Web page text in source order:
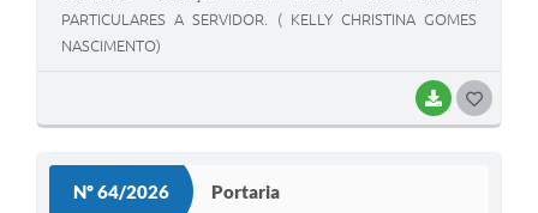
BAIXAR
PARTICULARES A SERVIDOR. ( KELLY CHRISTINA GOMES
NASCIMENTO)
Nº 64/2026 Portaria